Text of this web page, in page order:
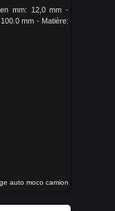
mm: 12,0 mm -
mm - Matière:
auto moco camion